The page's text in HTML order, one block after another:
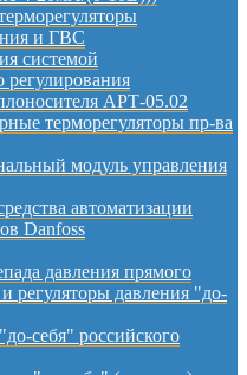
и ГВС
системой
регулирования
АРТ-05.02
терморегуляторы пр-ва
модуль управления
автоматизации
Danfoss
давления прямого
регуляторы давления "до-
себя" российского